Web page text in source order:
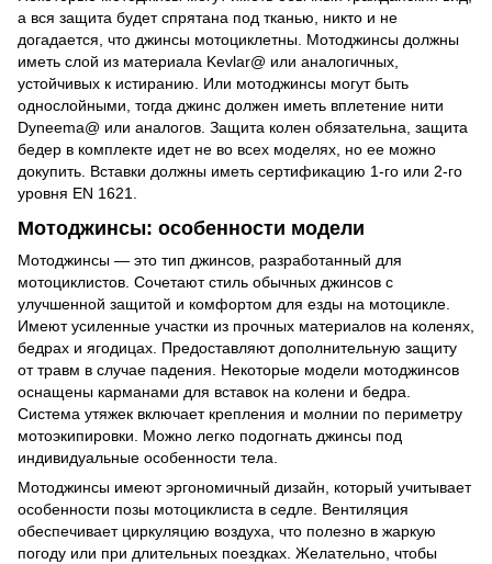
а вся защита будет спрятана под тканью, никто и не
догадается, что джинсы мотоциклетны. Мотоджинсы должны
иметь слой из материала Kevlar@ или аналогичных,
устойчивых к истиранию. Или мотоджинсы могут быть
однослойными, тогда джинс должен иметь вплетение нити
Dyneema@ или аналогов. Защита колен обязательна, защита
бедер в комплекте идет не во всех моделях, но ее можно
докупить. Вставки должны иметь сертификацию 1-го или 2-го
уровня EN 1621.
Мотоджинсы: особенности модели
Мотоджинсы — это тип джинсов, разработанный для
мотоциклистов. Сочетают стиль обычных джинсов с
улучшенной защитой и комфортом для езды на мотоцикле.
Имеют усиленные участки из прочных материалов на коленях,
бедрах и ягодицах. Предоставляют дополнительную защиту
от травм в случае падения. Некоторые модели мотоджинсов
оснащены карманами для вставок на колени и бедра.
Система утяжек включает крепления и молнии по периметру
мотоэкипировки. Можно легко подогнать джинсы под
индивидуальные особенности тела.
Мотоджинсы имеют эргономичный дизайн, который учитывает
особенности позы мотоциклиста в седле. Вентиляция
обеспечивает циркуляцию воздуха, что полезно в жаркую
погоду или при длительных поездках. Желательно, чтобы